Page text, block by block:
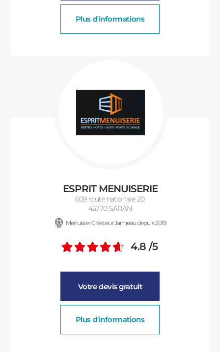
Plus d'informations
ESPRIT MENUISERIE
609 route nationale 20
45770 SARAN
Menuisier Créateur Janneau depuis 2019
Note moyenne :
4.8 /5
Votre devis gratuit
Plus d'informations